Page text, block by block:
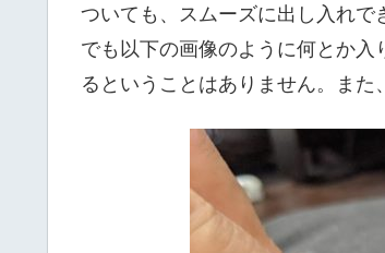
ついても、スムーズに出し入れで
でも以下の画像のように何とか
るということはありません。また